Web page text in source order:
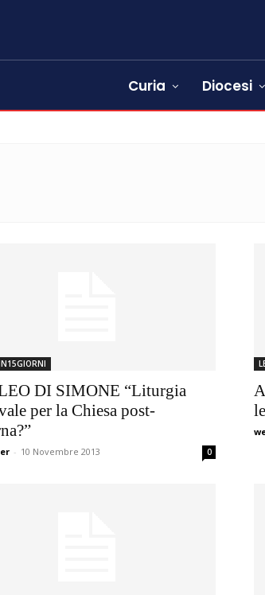
Curia Diocesi
DI SIMONE “Liturgia
per la Chiesa post-
- 10 Novembre 2013 0